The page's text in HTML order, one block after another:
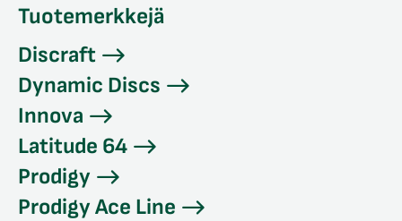
Tuotemerkkejä
Discraft
Dynamic Discs
Innova
Latitude 64
Prodigy
Prodigy Ace Line